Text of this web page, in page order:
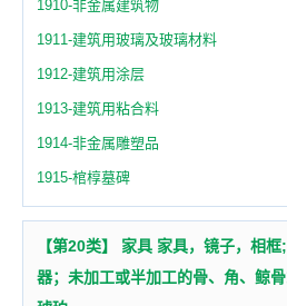
1910-非金属建筑物
1911-建筑用玻璃及玻璃材料
1912-建筑用涂层
1913-建筑用粘合料
1914-非金属雕塑品
1915-棺椁墓碑
【第20类】 家具 家具，镜子，相
器；未加工或半加工的骨、角、鲸